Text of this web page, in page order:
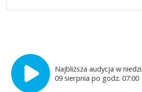
Najbliższa audycja w
09 sierpnia po godz. 07:00